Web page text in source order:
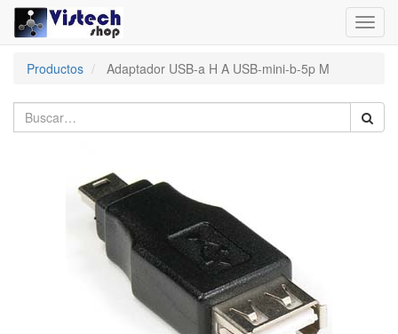
Productos
Adaptador USB-a H A USB-mini-b-5p M